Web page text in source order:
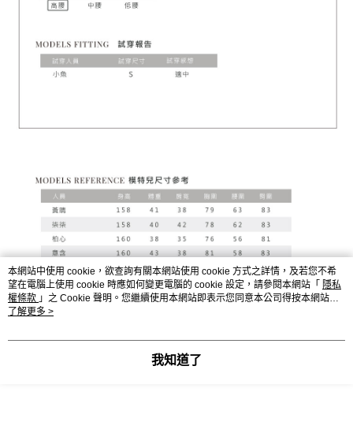
本網站中使用 cookie，欲查詢有關本網站使用 cookie 方式之詳情，及若您不希
望在電腦上使用 cookie 時應如何變更電腦的 cookie 設定，請參閱本網站「 隱私
權條款 」之 Cookie 聲明。您繼續使用本網站即表示您同意本公司得按本網站使
用條款之 Cookie 聲明使用 cookie。
了解更多 >
我知道了